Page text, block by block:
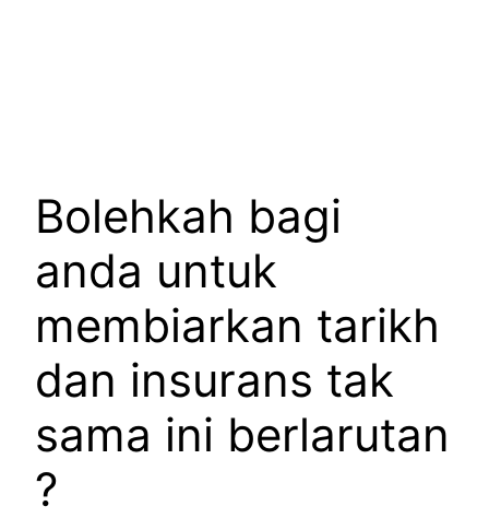
Bolehkah bagi
anda untuk
membiarkan tarikh
dan insurans tak
sama ini berlarutan
?